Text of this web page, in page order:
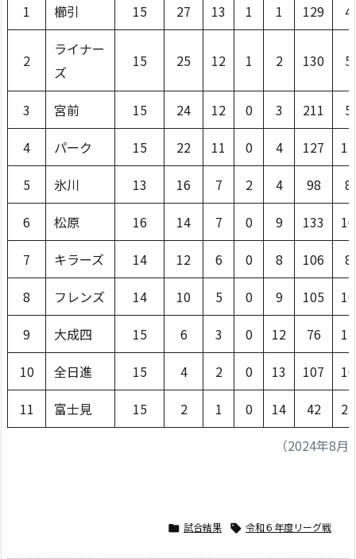
1
櫛引 15 27 13 1 1 129
2
ライナー
ズ
15 25 12 1 2 130
3 宮前 15 24 12 0 3 211
4
パーク 15 22 11 0 4 127
5
氷川 13 16 7 2 4 98
6
松原 16 14 7 0 9 133
7
キラーズ 14 12 6 0 8 106
8
フレンズ 14 10 5 0 9 105
9
大成四 15 6 3 0 12 76
10
全日進 15 4 2 0 13 107
11
富士見 15 2 1 0 14 42
（2024年8
 試合結果  令和６年度リーグ戦